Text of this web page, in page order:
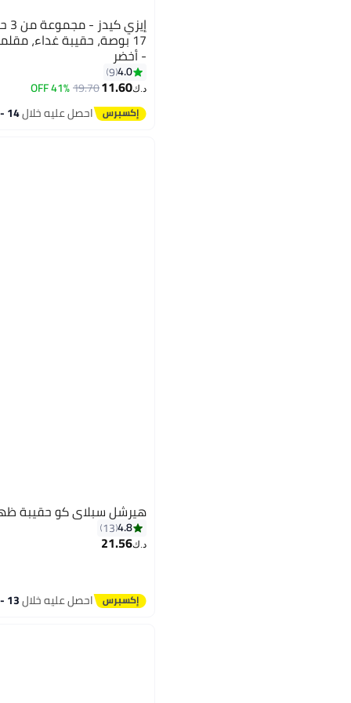
17 بوصة، حقيبة غداء،
- أخضر
4.0
9
د.ك‏11.60
19.70
41% OFF
احصل عليه خلال14 - 15 اغسطس
هيرشل سبلاي كو حقيبة
4.8
13
د.ك‏21.56
احصل عليه خلال13 - 14 اغسطس